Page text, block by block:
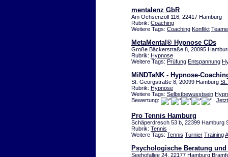
mentalenz GbR
Am Ochsenzoll 116, 22417 Hamburg
Rubrik: Coaching
Weitere Tags: Coaching Konflikt
MetaMental® Hypnose CDs
Große Bäckerstraße 8, 20095
Rubrik: Hypnose
Weitere Tags: Prüfung Entspannung
MiNDTaNK - Hypnose-
St. Georgstraße 8, 20099 Hamburg
Rubrik: Hypnose
Weitere Tags: Selbstbewusstsein
Bewertung:
Pro Tennis Hamburg
Schäperdresch 53 b, 22399 Hamburg
Rubrik: Tennis
Weitere Tags: Tennis Turnier Training
Psychologische Beratung
Seehofallee 24, 22177 Hamburg